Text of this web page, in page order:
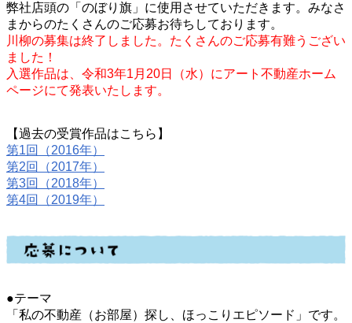
弊社店頭の「のぼり旗」に使用させていただきます。みなさ
まからのたくさんのご応募お待ちしております。
川柳の募集は終了しました。たくさんのご応募有難うござい
ました！
入選作品は、令和3年1月20日（水）にアート不動産ホーム
ページにて発表いたします。
【過去の受賞作品はこちら】
第1回（2016年）
第2回（2017年）
第3回（2018年）
第4回（2019年）
●テーマ
「私の不動産（お部屋）探し、ほっこりエピソード」です。